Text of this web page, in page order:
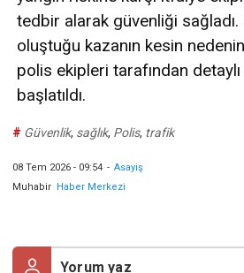
tedbir alarak güvenliği sağladı.
oluştuğu kazanın kesin
polis ekipleri tarafından
başlatıldı.
# Güvenlik, sağlık, Polis, trafik
08 Tem 2026 - 09:54 - Asayiş
Muhabir
Haber Merkezi